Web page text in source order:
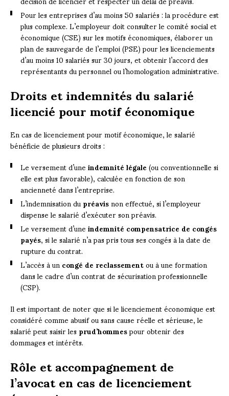
Pour les entreprises d’au moins 50 salariés : la procédure est
plus complexe. L’employeur doit consulter le comité social et
économique (CSE) sur les motifs économiques, élaborer un
plan de sauvegarde de l’emploi (PSE) pour les licenciements
d’au moins 10 salariés sur 30 jours, et obtenir l’accord des
représentants du personnel ou l’homologation administrative.
Droits et indemnités du salarié
licencié pour motif économique
En cas de licenciement pour motif économique, le salarié
bénéficie de plusieurs droits :
Le versement d’uneindemnité légale(ou conventionnelle si
elle est plus favorable), calculée en fonction de son
ancienneté dans l’entreprise.
L’indemnisation dupréavisnon effectué, si l’employeur
dispense le salarié d’exécuter son préavis.
Le versement d’uneindemnité compensatrice de congés
payés, si le salarié n’a pas pris tous ses congés à la date de
rupture du contrat.
L’accès à uncongé de reclassementou à une formation
dans le cadre d’un contrat de sécurisation professionnelle
(CSP).
Il est important de noter que si le licenciement économique est
considéré comme abusif ou sans cause réelle et sérieuse, le
salarié peut saisir lesprud’hommespour obtenir des
dommages et intérêts.
Rôle et accompagnement de
l’avocat en cas de licenciement